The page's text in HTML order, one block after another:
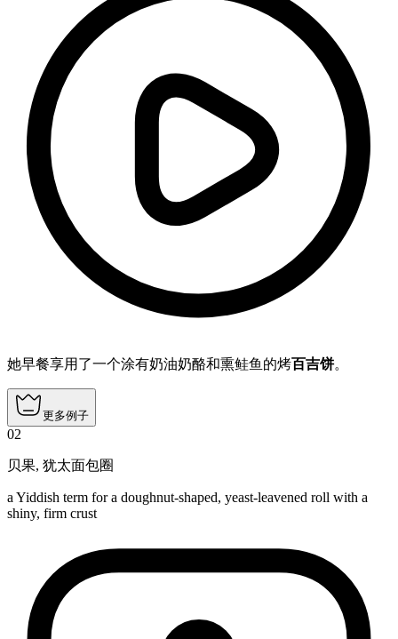
她早餐享用了一个涂有奶油奶酪和熏鲑鱼的烤百吉饼。
更多例子
02
贝果, 犹太面包圈
a Yiddish term for a doughnut-shaped, yeast-leavened roll with a
shiny, firm crust